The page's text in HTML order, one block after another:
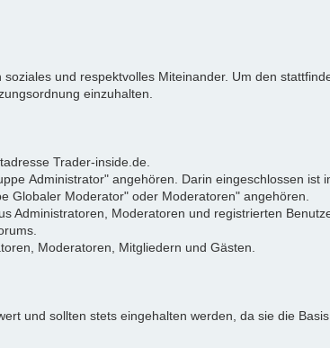
und respektvolles Miteinander. Um den
einzuhalten.
Trader-inside.de.
Administrator" angehören. Darin eingeschlossen ist
Moderator" oder Moderatoren" angehören.
Administratoren, Moderatoren und registrierten
Moderatoren, Mitgliedern und Gästen.
und sollten stets eingehalten werden, da sie die